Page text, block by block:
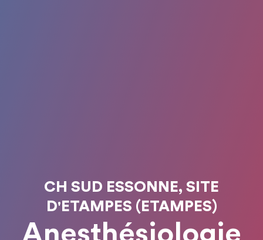
CH SUD ESSONNE, SITE
D'ETAMPES (ETAMPES)
Anesthésiologie